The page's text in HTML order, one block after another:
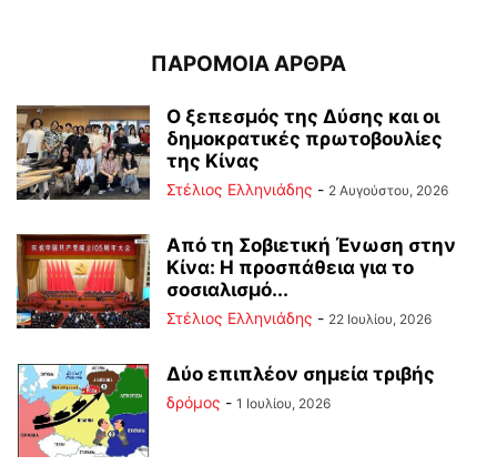
ΠΑΡΟΜΟΙΑ ΑΡΘΡΑ
Ο ξεπεσμός της Δύσης και οι
δημοκρατικές πρωτοβουλίες
της Κίνας
Στέλιος Ελληνιάδης - 2 Αυγούστου, 2026
Από τη Σοβιετική Ένωση στην
Κίνα: Η προσπάθεια για το
σοσιαλισμό...
Στέλιος Ελληνιάδης - 22 Ιουλίου, 2026
Δύο επιπλέον σημεία τριβής
δρόμος - 1 Ιουλίου, 2026